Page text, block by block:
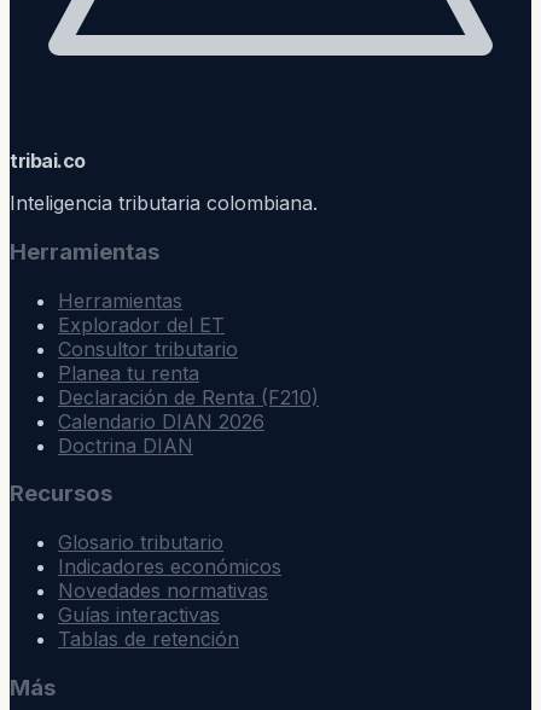
tribai.co
Inteligencia tributaria colombiana.
Herramientas
Herramientas
Explorador del ET
Consultor tributario
Planea tu renta
Declaración de Renta (F210)
Calendario DIAN 2026
Doctrina DIAN
Recursos
Glosario tributario
Indicadores económicos
Novedades normativas
Guías interactivas
Tablas de retención
Más